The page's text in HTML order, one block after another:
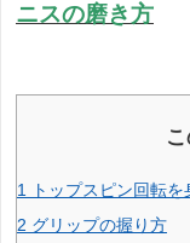
ニスの磨き方
1
トップスピン回転を
2 グリップの握り方